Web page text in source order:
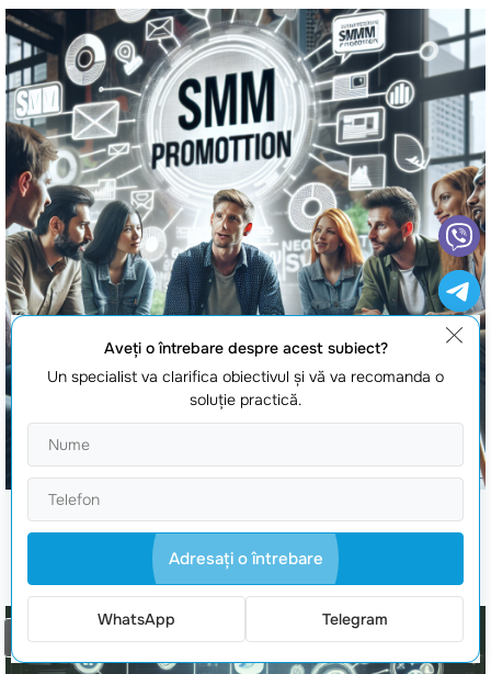
promovare pe retele sociale
Aveţi o întrebare despre acest subiect?
Un specialist va clarifica obiectivul şi vă va recomanda o
soluţie practică.
Adresaţi o întrebare
WhatsApp Telegram
Comanda un apel